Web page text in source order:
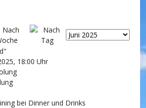
18:00 Uhr
bei Dinner und Drinks